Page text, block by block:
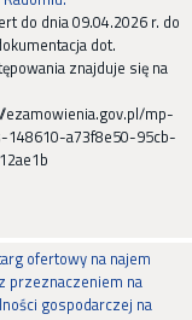
do dnia 09.04.2026 r. do
dot.
znajduje się na
mp-
a73f8e50-95cb-
ofertowy na najem
przeznaczeniem na
gospodarczej na